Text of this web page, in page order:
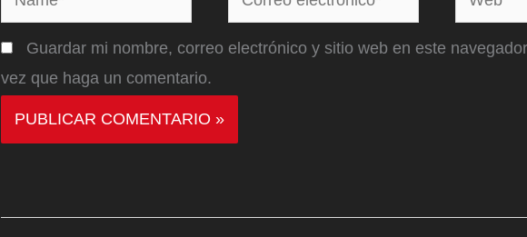
electrónico*
Guardar mi nombre, correo electrónico y sitio web en este
vez que haga un comentario.